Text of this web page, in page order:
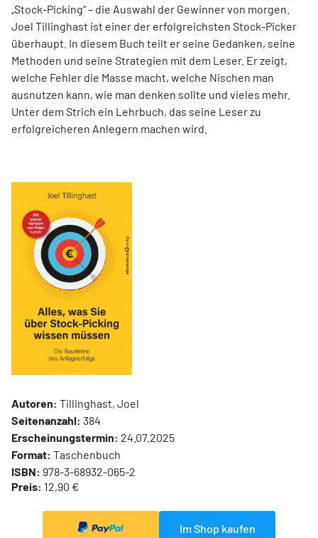
„Stock-Picking“ – die Auswahl der Gewinner von morgen.
Joel Tillinghast ist einer der erfolgreichsten Stock-Picker
überhaupt. In diesem Buch teilt er seine Gedanken, seine
Methoden und seine Strategien mit dem Leser. Er zeigt,
welche Fehler die Masse macht, welche Nischen man
ausnutzen kann, wie man denken sollte und vieles mehr.
Unter dem Strich ein Lehrbuch, das seine Leser zu
erfolgreicheren Anlegern machen wird.
Autoren: Tillinghast, Joel
Seitenanzahl: 384
Erscheinungstermin: 24.07.2025
Format: Taschenbuch
ISBN: 978-3-68932-065-2
Preis: 12,90 €
Im Shop kaufen